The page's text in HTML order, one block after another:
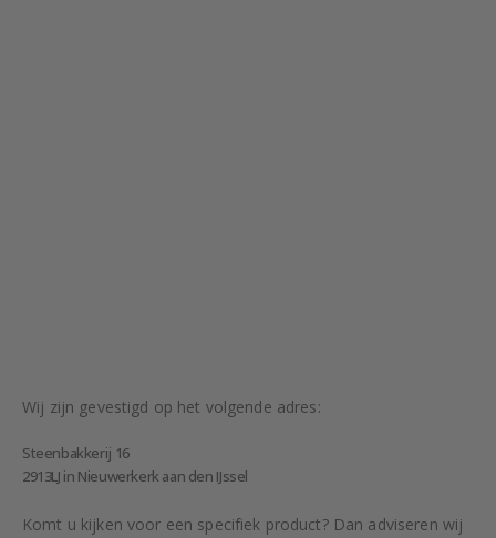
Wij zijn gevestigd op het volgende adres:
Steenbakkerij 16
2913LJ in Nieuwerkerk aan den IJssel
Komt u kijken voor een specifiek product? Dan adviseren wij